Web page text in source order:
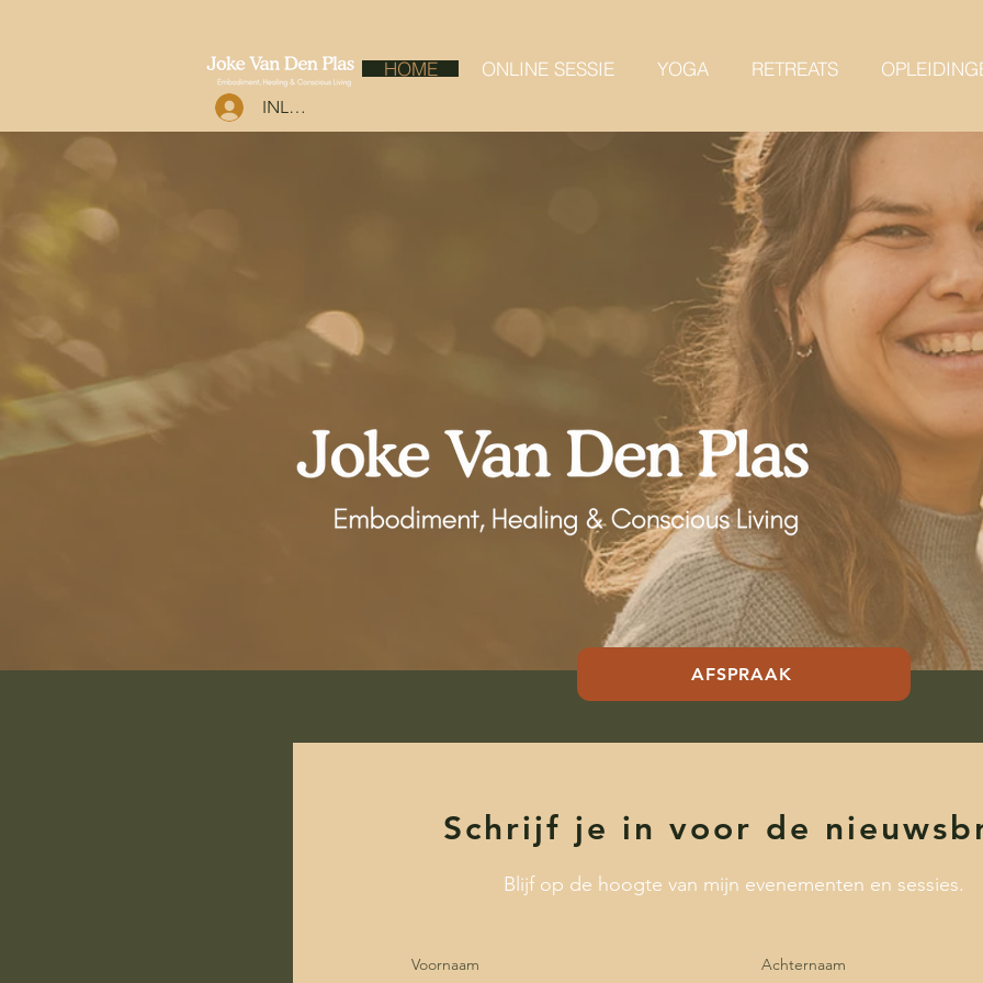
HOME ONLINE SESSIE YOGA RETREATS
INLOGGEN
AFSPRAAK
Schrijf je in voor de
Blijf op de hoogte van mijn evenementen en sessies.
Voornaam Achternaam